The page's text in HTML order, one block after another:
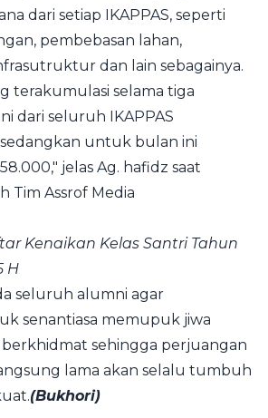
dari setiap IKAPPAS, seperti
pembebasan lahan,
dan lain sebagainya.
terakumulasi selama tiga
dari seluruh IKAPPAS
untuk bulan ini
jelas Ag. hafidz saat
Tim Assrof Media
Kenaikan Kelas Santri Tahun
H
seluruh alumni agar
senantiasa memupuk jiwa
sehingga perjuangan
lama akan selalu tumbuh
(Bukhori)